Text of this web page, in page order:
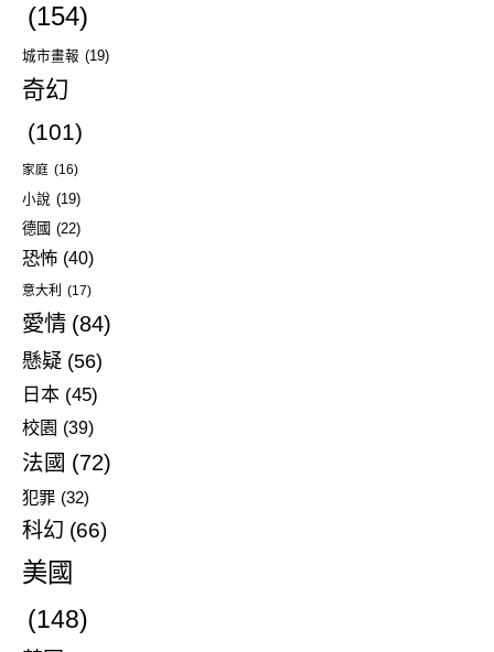
(154)
城市畫報 (19)
奇幻
(101)
家庭 (16)
小說 (19)
德國 (22)
恐怖 (40)
意大利 (17)
愛情 (84)
懸疑 (56)
日本 (45)
校園 (39)
法國 (72)
犯罪 (32)
科幻 (66)
美國
(148)